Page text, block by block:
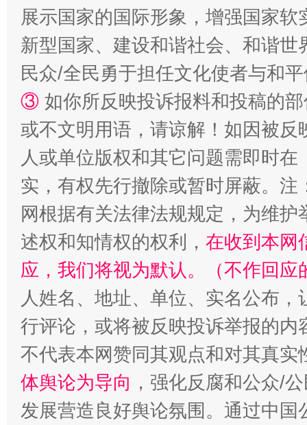
漫山遍野的桃花与雪山、麦地、白藏房 除
招工难、用工荒背后
展示国家的国际形象，增强国家
新型国家、建设和谐社会、和谐
民众/全民勇于担任文化使者与和
③ 如你所反映投诉报料和投稿的
或不文明用语，请谅解！如因被
人或单位版权和其它问题需即时在
实，有权先行撤除或暂时屏蔽。
网根据有关法律法规规定，为维
述权和知情权的权利， 在收到本网
应，我们将视为默认。（不作回应
人姓名、地址、单位、实名公布
行评论，或将被反映投诉举报的
不代表本网赞同其观点和对其真实
体舆论为导向 ，强化反腐和公众/
发展营造良好舆论氛围。通过中